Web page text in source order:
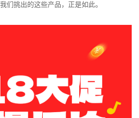
们挑出的这些产品，正是如此。